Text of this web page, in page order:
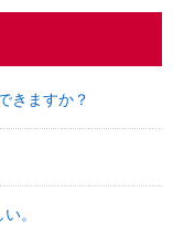
きますか？
。